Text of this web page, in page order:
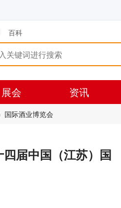
百科
展会 资讯
国际酒业博览会
届中国（江苏）国